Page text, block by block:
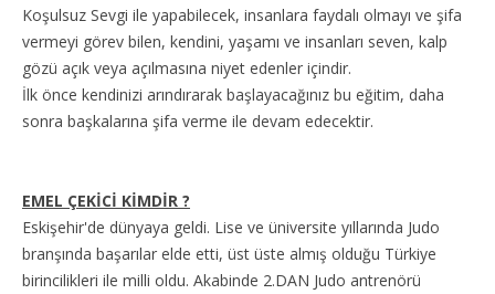
Koşulsuz Sevgi ile yapabilecek, insanlara faydalı olmayı ve şifa
vermeyi görev bilen, kendini, yaşamı ve insanları seven, kalp
gözü açık veya açılmasına niyet edenler içindir.
İlk önce kendinizi arındırarak başlayacağınız bu eğitim, daha
sonra başkalarına şifa verme ile devam edecektir.
EMEL ÇEKİCİ KİMDİR ?
Eskişehir'de dünyaya geldi. Lise ve üniversite yıllarında Judo
branşında başarılar elde etti, üst üste almış olduğu Türkiye
birincilikleri ile milli oldu. Akabinde 2.DAN Judo antrenörü